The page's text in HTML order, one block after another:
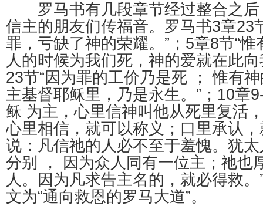
罗马书有几段章节经过整合之后
信主的朋友们传福音。罗马书3章23
罪，亏缺了神的荣耀。”；5章8节“
人的时候为我们死，神的爱就在此
23节“因为罪的工价乃是死 ； 惟有
主基督耶稣里，乃是永生。”；10章
稣 为主，心里信神叫他从死里复活
心里相信，就可以称义；口里承认
说：凡信祂的人必不至于羞愧。犹
分别 ， 因为众人同有一位主；祂也
人。因为凡求告主名的，就必得救
文为“通向救恩的罗马大道”。